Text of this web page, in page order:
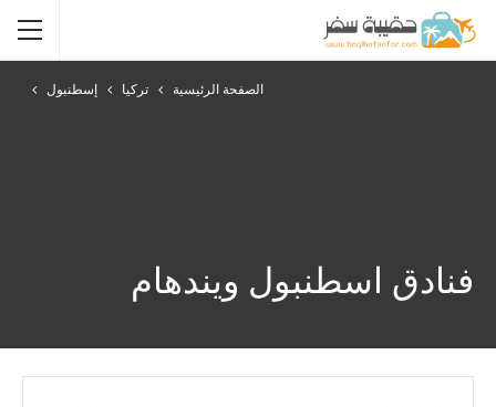
الصفحة الرئيسية تركيا إسطنبول
فنادق اسطنبول ويندهام